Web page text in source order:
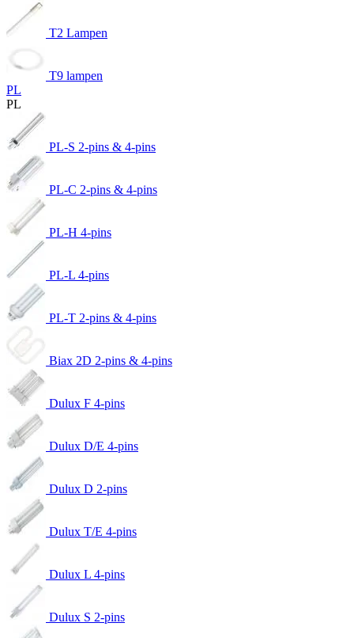
T2 Lampen
T9 lampen
PL
PL
PL-S 2-pins & 4-pins
PL-C 2-pins & 4-pins
PL-H 4-pins
PL-L 4-pins
PL-T 2-pins & 4-pins
Biax 2D 2-pins & 4-pins
Dulux F 4-pins
Dulux D/E 4-pins
Dulux D 2-pins
Dulux T/E 4-pins
Dulux L 4-pins
Dulux S 2-pins